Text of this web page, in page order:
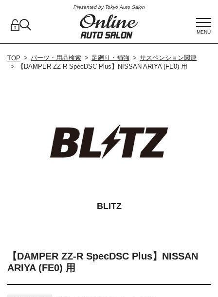
Presented by Tokyo Auto Salon
MENU
TOP パーツ・用品検索 足廻り・補強
サスペンション関連
【DAMPER ZZ-R SpecDSC Plus】NISSAN ARIYA (FE0) 用
【DAMPER ZZ-R SpecDSC Plus】NISSAN
ARIYA (FE0) 用
BLITZ